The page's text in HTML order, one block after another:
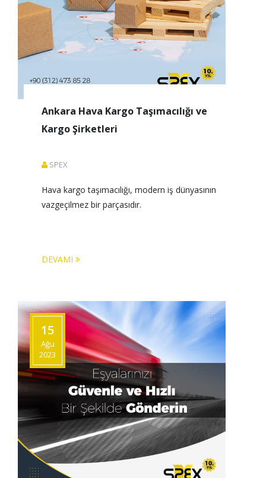
Ankara Hava Kargo Taşımacılığı ve
Kargo Şirketleri
SPEX
Hava kargo taşımacılığı, modern iş dünyasının
vazgeçilmez bir parçasıdır.
DEVAMI
15
Ağu
2023